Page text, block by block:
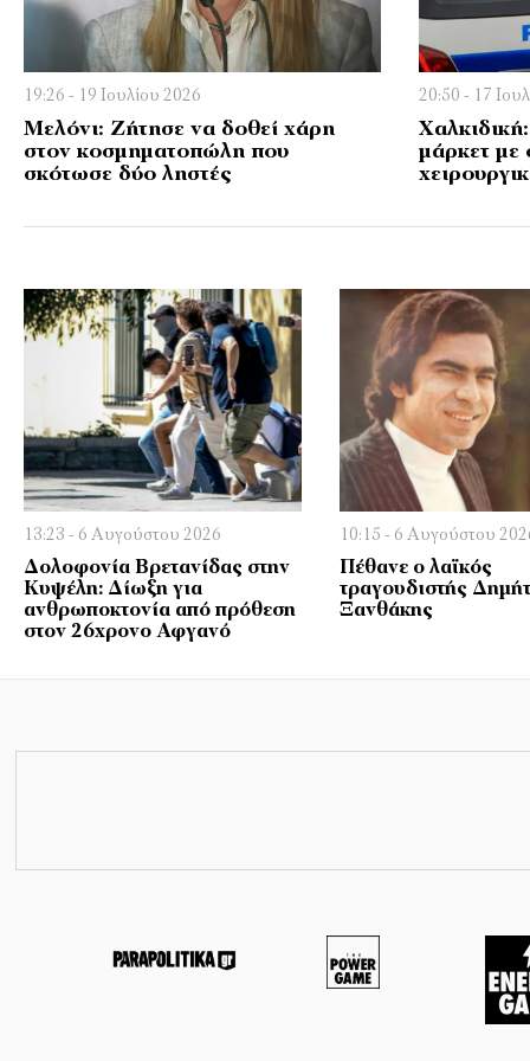
19:26 - 19 Ιουλίου 2026
Μελόνι: Ζήτησε να δοθεί χάρη
στον κοσμηματοπώλη που
σκότωσε δύο ληστές
20:50 - 17
μάρκετ με
13:23 - 6 Αυγούστου 2026
Δολοφονία Βρετανίδας στην
Κυψέλη: Δίωξη για
ανθρωποκτονία από πρόθεση
στον 26χρονο Αφγανό
10:15 - 6 Αυγούστου
Πέθανε ο λαϊκός
τραγουδιστής
Ξανθάκης